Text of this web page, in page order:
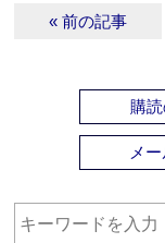
« 前の記事
購
メ